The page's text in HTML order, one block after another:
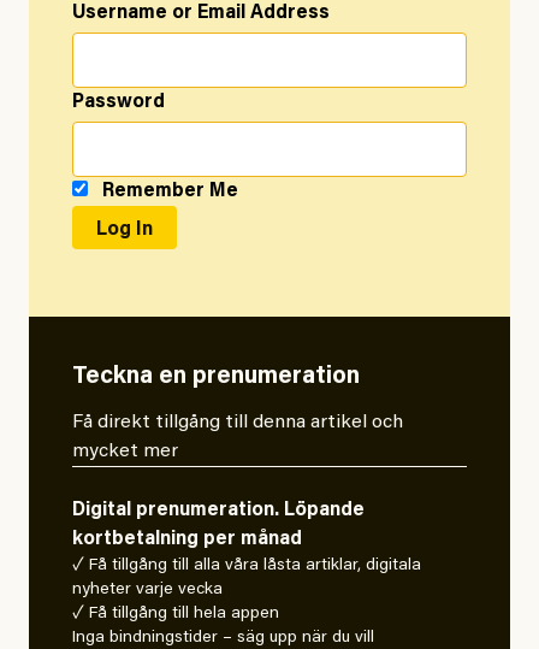
Username or Email Address
Password
Remember Me
Teckna en prenumeration
Få direkt tillgång till denna artikel och
mycket mer
Digital prenumeration. Löpande
kortbetalning per månad
✓ Få tillgång till alla våra låsta artiklar, digitala
nyheter varje vecka
✓ Få tillgång till hela appen
Inga bindningstider – säg upp när du vill